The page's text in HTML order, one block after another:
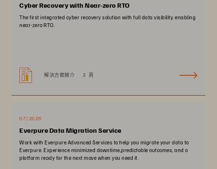
Cyber Recovery with Near-zero RTO
The first integrated cyber recovery solution with full data visibility, enabling
near-zero RTO.
解決方案簡介 3 頁
07/2026
Everpure Data Migration Service
Work with Everpure Advanced Services to help you migrate your data to
Everpure. Experience minimized downtime,predictable outcomes, and a
platform ready for the next move when you need it.